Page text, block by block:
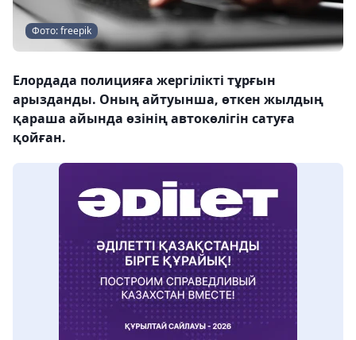
Фото: freepik
Елордада полицияға жергілікті тұрғын
арызданды. Оның айтуынша, өткен жылдың
қараша айында өзінің автокөлігін сатуға
қойған.